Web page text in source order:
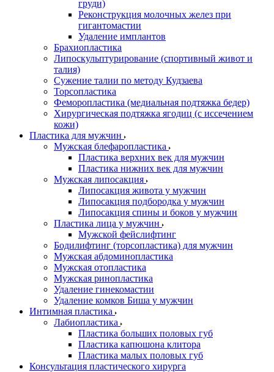
груди)
Реконструкция молочных желез при
гигантомастии
Удаление имплантов
Брахиопластика
Липоскульптурирование (спортивный живот и
талия)
Сужение талии по методу Кудзаева
Торсопластика
Феморопластика (медиальная подтяжка бедер)
Хирургическая подтяжка ягодиц (с иссечением
кожи)
Пластика для мужчин
Мужская блефаропластика
Пластика верхних век для мужчин
Пластика нижних век для мужчин
Мужская липосакция
Липосакция живота у мужчин
Липосакция подбородка у мужчин
Липосакция спины и боков у мужчин
Пластика лица у мужчин
Мужской фейслифтинг
Бодилифтинг (торсопластика) для мужчин
Мужская абдоминопластика
Мужская отопластика
Мужская ринопластика
Удаление гинекомастии
Удаление комков Биша у мужчин
Интимная пластика
Лабиопластика
Пластика больших половых губ
Пластика капюшона клитора
Пластика малых половых губ
Консультация пластического хирурга